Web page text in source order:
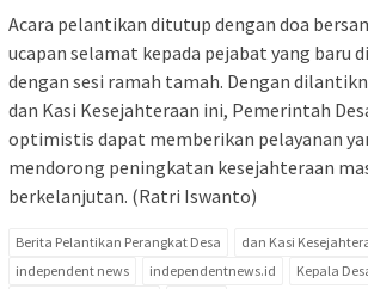
Acara pelantikan ditutup dengan doa
ucapan selamat kepada pejabat yang baru
dengan sesi ramah tamah. Dengan
dan Kasi Kesejahteraan ini, Pemerintah
optimistis dapat memberikan pelayanan
mendorong peningkatan kesejahteraan
berkelanjutan. (Ratri Iswanto)
Berita Pelantikan Perangkat Desa
dan Kasi
independent news
independentnews.id
Kepala